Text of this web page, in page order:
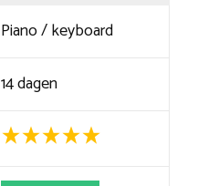
Piano / keyboard
14 dagen